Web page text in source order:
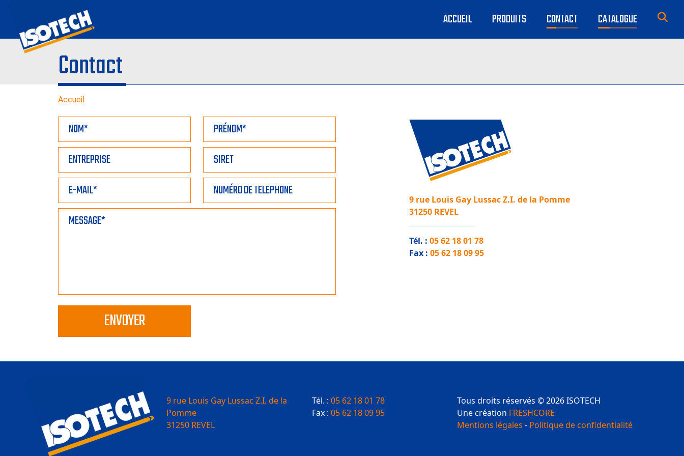
ACCUEIL PRODUITS CONTACT CATALOGUE
Contact
Accueil
ENVOYER
9 rue Louis Gay Lussac Z.I. de la Pomme
31250 REVEL
Tél. : 05 62 18 01 78
Fax : 05 62 18 09 95
9 rue Louis Gay Lussac Z.I. de la
Pomme
31250 REVEL
Tél. : 05 62 18 01 78
Fax : 05 62 18 09 95
Tous droits réservés © 2026 ISOTECH
Une création FRESHCORE
Mentions légales - Politique de confidentialité